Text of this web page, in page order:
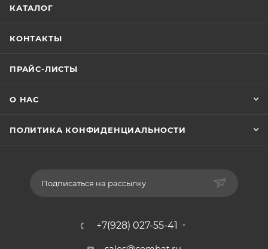
КАТАЛОГ
КОНТАКТЫ
ПРАЙС-ЛИСТЫ
О НАС
ПОЛИТИКА КОНФИДЕНЦИАЛЬНОСТИ
Подписаться на рассылку
+7(928) 027-55-41